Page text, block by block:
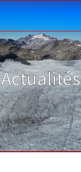
Actualités